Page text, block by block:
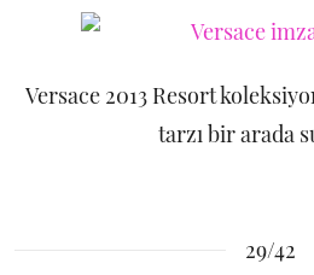
Versace 2013 Resort
tarzı bir arada
29/42